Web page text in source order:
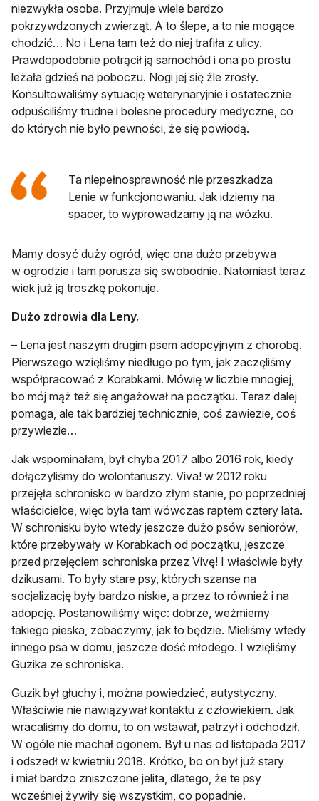
niezwykła osoba. Przyjmuje wiele bardzo
pokrzywdzonych zwierząt. A to ślepe, a to nie mogące
chodzić… No i Lena tam też do niej trafiła z ulicy.
Prawdopodobnie potrącił ją samochód i ona po prostu
leżała gdzieś na poboczu. Nogi jej się źle zrosły.
Konsultowaliśmy sytuację weterynaryjnie i ostatecznie
odpuściliśmy trudne i bolesne procedury medyczne, co
do których nie było pewności, że się powiodą.
Ta niepełnosprawność nie przeszkadza
Lenie w funkcjonowaniu. Jak idziemy na
spacer, to wyprowadzamy ją na wózku.
Mamy dosyć duży ogród, więc ona dużo przebywa
w ogrodzie i tam porusza się swobodnie. Natomiast teraz
wiek już ją troszkę pokonuje.
Dużo zdrowia dla Leny.
– Lena jest naszym drugim psem adopcyjnym z chorobą.
Pierwszego wzięliśmy niedługo po tym, jak zaczęliśmy
współpracować z Korabkami. Mówię w liczbie mnogiej,
bo mój mąż też się angażował na początku. Teraz dalej
pomaga, ale tak bardziej technicznie, coś zawiezie, coś
przywiezie…
Jak wspominałam, był chyba 2017 albo 2016 rok, kiedy
dołączyliśmy do wolontariuszy. Viva! w 2012 roku
przejęła schronisko w bardzo złym stanie, po poprzedniej
właścicielce, więc była tam wówczas raptem cztery lata.
W schronisku było wtedy jeszcze dużo psów seniorów,
które przebywały w Korabkach od początku, jeszcze
przed przejęciem schroniska przez Vivę! I właściwie były
dzikusami. To były stare psy, których szanse na
socjalizację były bardzo niskie, a przez to również i na
adopcję. Postanowiliśmy więc: dobrze, weźmiemy
takiego pieska, zobaczymy, jak to będzie. Mieliśmy wtedy
innego psa w domu, jeszcze dość młodego. I wzięliśmy
Guzika ze schroniska.
Guzik był głuchy i, można powiedzieć, autystyczny.
Właściwie nie nawiązywał kontaktu z człowiekiem. Jak
wracaliśmy do domu, to on wstawał, patrzył i odchodził.
W ogóle nie machał ogonem. Był u nas od listopada 2017
i odszedł w kwietniu 2018. Krótko, bo on był już stary
i miał bardzo zniszczone jelita, dlatego, że te psy
wcześniej żywiły się wszystkim, co popadnie.